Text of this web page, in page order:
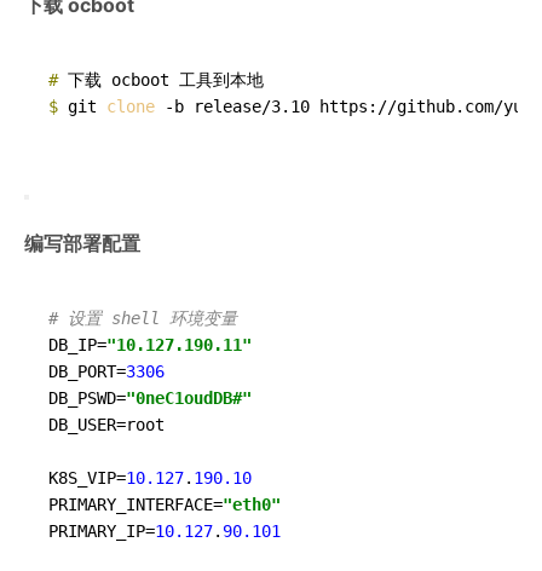
下载 ocboot
# 下载 ocboot 工具到本地
$ git clone -b release/3.10 https://github.com/
编写部署配置
# 设置 shell 环境变量
DB_IP="10.127.190.11"
DB_PORT=3306
DB_PSWD="0neC1oudDB#"
DB_USER=root
K8S_VIP=10.127. 190.10
PRIMARY_INTERFACE="eth0"
PRIMARY_IP=10.127. 90.101